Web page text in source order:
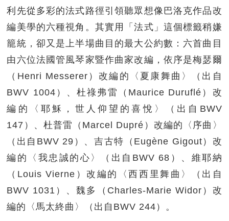
利先從多彩的法式路徑引領聽眾想像巴洛克作品改
編美學的六種視角。其實用「法式」這個標籤稍嫌
籠統，卻又是上半場曲目的最大公約數：六首曲目
由六位法國管風琴家暨作曲家改編，依序是梅瑟爾
（Henri Messerer）改編的〈夏康舞曲〉（出自
BWV 1004）、杜祿弗雷（Maurice Duruflé）改
編的〈耶穌，世人仰望的喜悅〉（出自BWV
147）、杜普雷（Marcel Dupré）改編的〈序曲〉
（出自BWV 29）、吉古特（Eugène Gigout）改
編的〈我忠誠的心〉（出自BWV 68）、維耶納
（Louis Vierne）改編的〈西西里舞曲〉（出自
BWV 1031）、魏多（Charles-Marie Widor）改
編的〈馬太終曲〉（出自BWV 244）。